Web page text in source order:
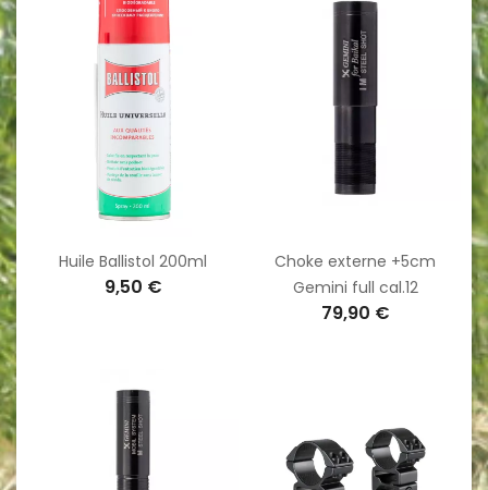
Huile Ballistol 200ml
9,50 €
Choke externe +5cm
Gemini full cal.12
79,90 €